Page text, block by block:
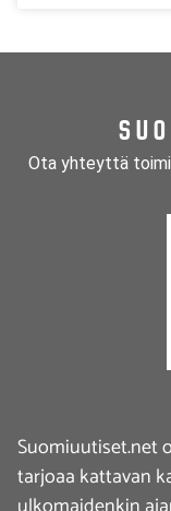
Ota yhteyttä
Suomiuutiset.net
tarjoaa kattavan